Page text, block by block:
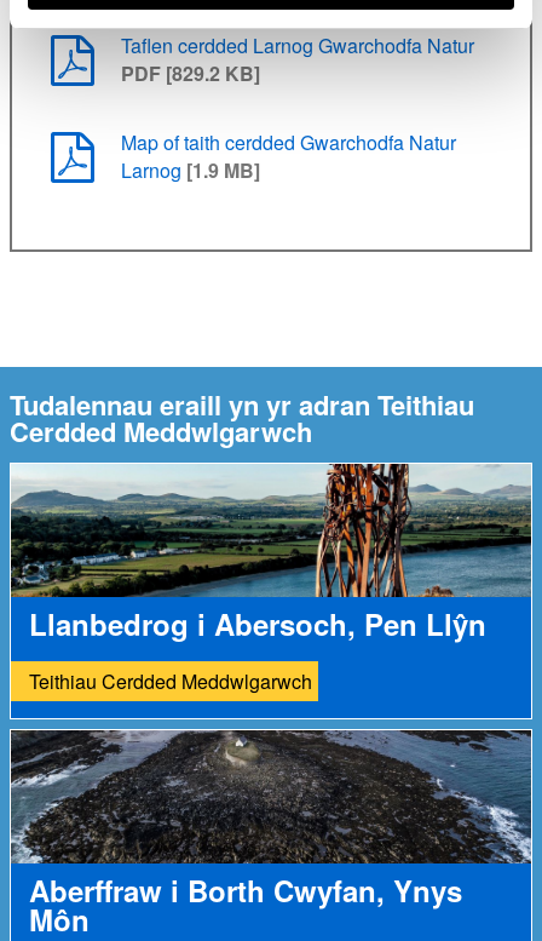
Taflen cerdded Larnog Gwarchodfa Natur
PDF [829.2 KB]
Map of taith cerdded Gwarchodfa Natur
Larnog [1.9 MB]
Tudalennau eraill yn yr adran Teithiau
Cerdded Meddwlgarwch
Llanbedrog i Abersoch, Pen Llŷn
Teithiau Cerdded Meddwlgarwch
Aberffraw i Borth Cwyfan, Ynys
Môn